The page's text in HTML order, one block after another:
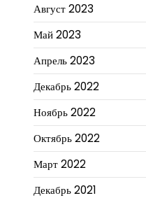
Август 2023
Май 2023
Апрель 2023
Декабрь 2022
Ноябрь 2022
Октябрь 2022
Март 2022
Декабрь 2021